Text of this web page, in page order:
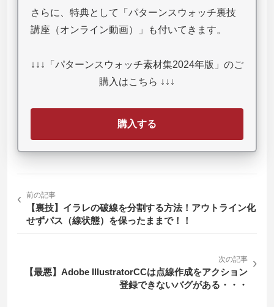
さらに、特典として「パターンスウォッチ裏技
講座（オンライン動画）」も付いてきます。
↓↓↓「パターンスウォッチ素材集2024年版」のご
購入はこちら ↓↓↓
購入する
‹ 前の記事
【裏技】イラレの破線を分割する方法！アウトライン化
せずパス（線状態）を保ったままで！！
次の記事
【最悪】Adobe IllustratorCCは点線作成をアクション
登録できないバグがある・・・
›